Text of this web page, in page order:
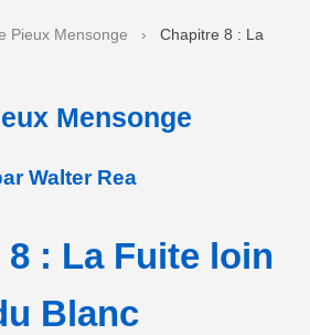
Pieux Mensonge ›
Chapitre 8 : La
Mensonge
Walter Rea
: La Fuite loin
Blanc